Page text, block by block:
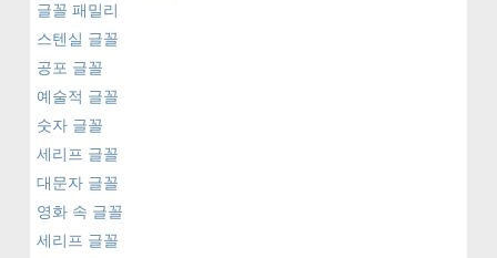
글꼴 패밀리
스텐실 글꼴
공포 글꼴
예술적 글꼴
숫자 글꼴
세리프 글꼴
대문자 글꼴
영화 속 글꼴
세리프 글꼴